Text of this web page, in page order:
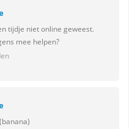
tijdje niet online geweest.
mee helpen?